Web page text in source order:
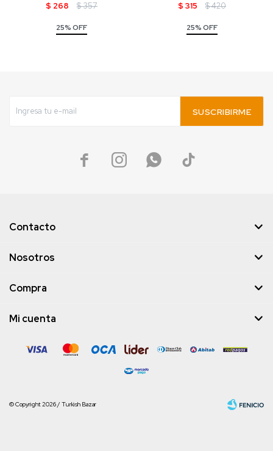
$ 268 $357
25% OFF
$ 315 $420
25% OFF
SUSCRIBIRME
   
Contacto
Nosotros
Compra
Mi cuenta
© Copyright 2026 / Turkish Bazar